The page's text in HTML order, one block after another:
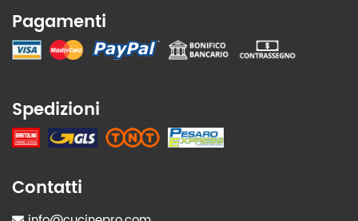
Pagamenti
Spedizioni
Contatti